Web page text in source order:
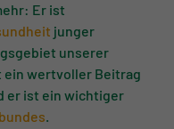
Er ist
junger
unserer
ein wertvoller Beitrag
er ist ein wichtiger
.